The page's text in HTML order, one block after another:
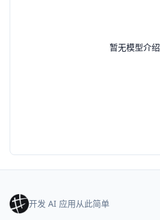
暂无模型介绍
开发 AI 应用从此简单